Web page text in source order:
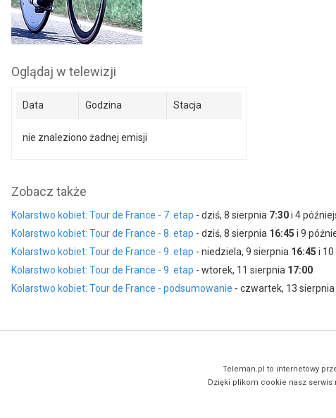
Oglądaj w telewizji
Data Godzina Stacja
nie znaleziono żadnej emisji
Zobacz także
Kolarstwo kobiet: Tour de France - 7. etap - dziś, 8 sierpnia 7:30i 4
Kolarstwo kobiet: Tour de France - 8. etap - dziś, 8 sierpnia 16:45 i 9
Kolarstwo kobiet: Tour de France - 9. etap - niedziela, 9 sierpnia 16:45 i
Kolarstwo kobiet: Tour de France - 9. etap - wtorek, 11 sierpnia 17:00
Kolarstwo kobiet: Tour de France - podsumowanie - czwartek, 13 sierpnia
Teleman.pl to internetowy
Dzięki plikom cookie nasz serwis